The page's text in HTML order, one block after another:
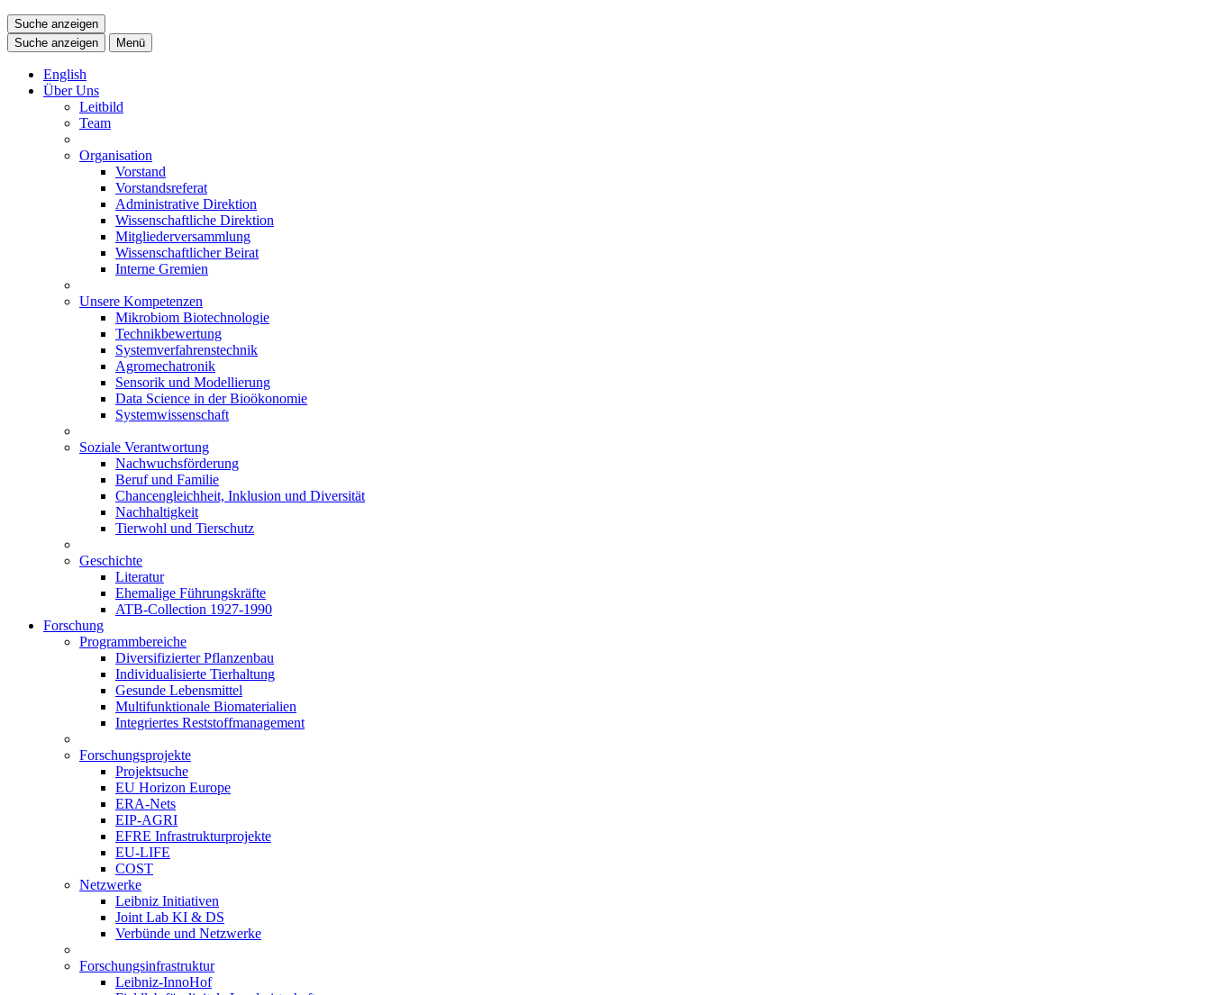
Suche anzeigen
Suche anzeigen
Menü
English
Über Uns
Leitbild
Team
Organisation
Vorstand
Vorstandsreferat
Administrative Direktion
Wissenschaftliche Direktion
Mitgliederversammlung
Wissenschaftlicher Beirat
Interne Gremien
Unsere Kompetenzen
Mikrobiom Biotechnologie
Technikbewertung
Systemverfahrenstechnik
Agromechatronik
Sensorik und Modellierung
Data Science in der Bioökonomie
Systemwissenschaft
Soziale Verantwortung
Nachwuchsförderung
Beruf und Familie
Chancengleichheit, Inklusion und Diversität
Nachhaltigkeit
Tierwohl und Tierschutz
Geschichte
Literatur
Ehemalige Führungskräfte
ATB-Collection 1927-1990
Forschung
Programmbereiche
Diversifizierter Pflanzenbau
Individualisierte Tierhaltung
Gesunde Lebensmittel
Multifunktionale Biomaterialien
Integriertes Reststoffmanagement
Forschungsprojekte
Projektsuche
EU Horizon Europe
ERA-Nets
EIP-AGRI
EFRE Infrastrukturprojekte
EU-LIFE
COST
Netzwerke
Leibniz Initiativen
Joint Lab KI & DS
Verbünde und Netzwerke
Forschungsinfrastruktur
Leibniz-InnoHof